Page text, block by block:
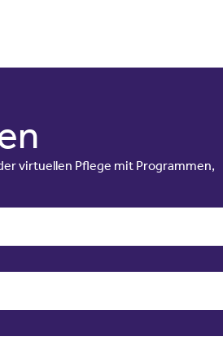
virtuellen Pflege mit Programmen,